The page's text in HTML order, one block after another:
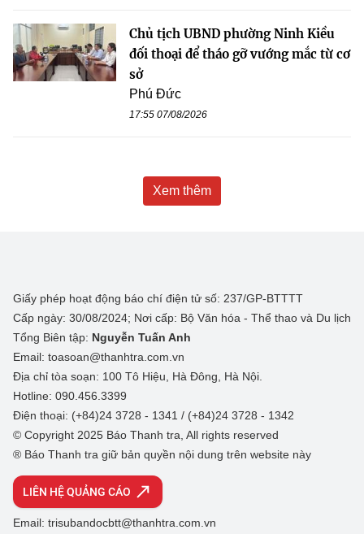
Chủ tịch UBND phường Ninh Kiều
đối thoại để tháo gỡ vướng mắc từ cơ
sở
Phú Đức
17:55 07/08/2026
Xem thêm
Giấy phép hoạt động báo chí điện tử số: 237/GP-BTTTT
Cấp ngày: 30/08/2024; Nơi cấp: Bộ Văn hóa - Thể thao và Du lịch
Tổng Biên tập: Nguyễn Tuấn Anh
Email: toasoan@thanhtra.com.vn
Địa chỉ tòa soạn: 100 Tô Hiệu, Hà Đông, Hà Nội.
Hotline: 090.456.3399
Điện thoại: (+84)24 3728 - 1341 / (+84)24 3728 - 1342
© Copyright 2025 Báo Thanh tra, All rights reserved
® Báo Thanh tra giữ bản quyền nội dung trên website này
LIÊN HỆ QUẢNG CÁO
Email: trisubandocbtt@thanhtra.com.vn